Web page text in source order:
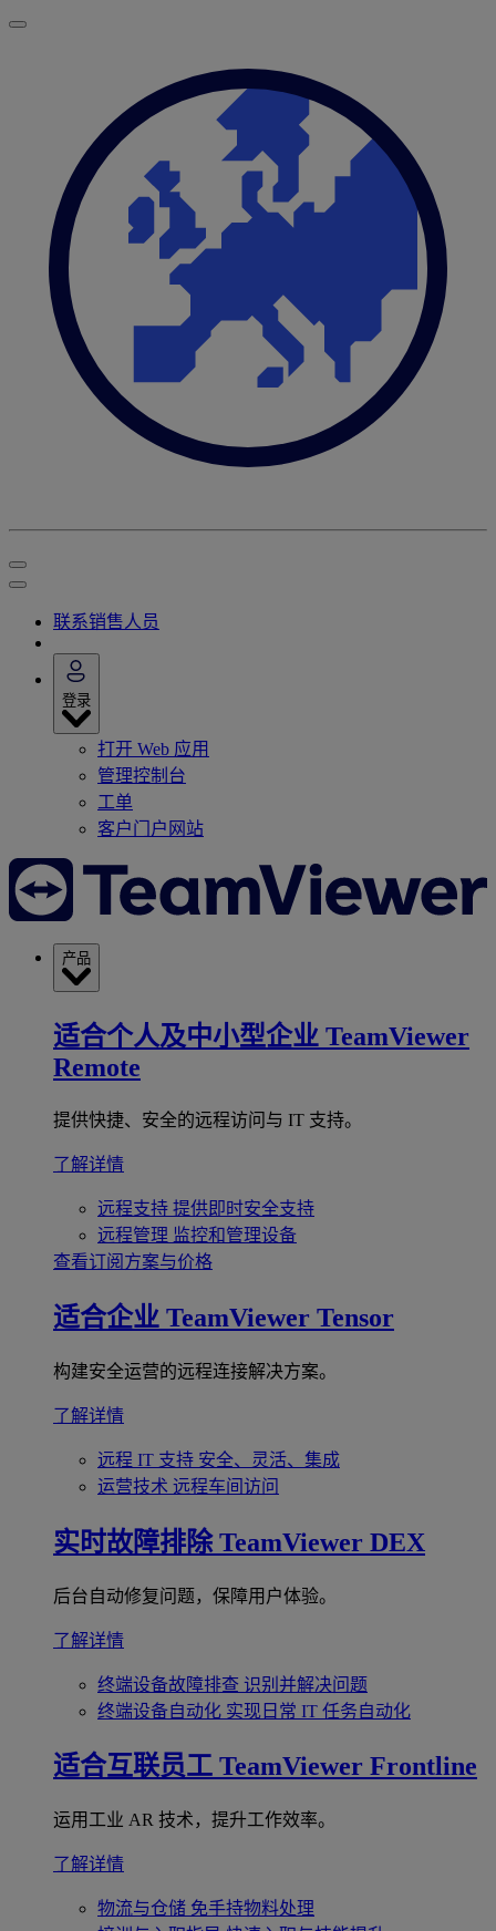
联系销售人员
登录
打开 Web 应用
管理控制台
工单
客户门户网站
产品
适合个人及中小型企业 TeamViewer
Remote
提供快捷、安全的远程访问与 IT 支持。
了解详情
远程支持 提供即时安全支持
远程管理 监控和管理设备
查看订阅方案与价格
适合企业 TeamViewer Tensor
构建安全运营的远程连接解决方案。
了解详情
远程 IT 支持 安全、灵活、集成
运营技术 远程车间访问
实时故障排除 TeamViewer DEX
后台自动修复问题，保障用户体验。
了解详情
终端设备故障排查 识别并解决问题
终端设备自动化 实现日常 IT 任务自动化
适合互联员工 TeamViewer Frontline
运用工业 AR 技术，提升工作效率。
了解详情
物流与仓储 免手持物料处理